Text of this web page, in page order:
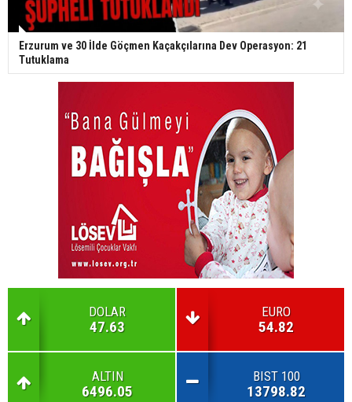
Erzurum ve 30 İlde Göçmen Kaçakçılarına Dev Operasyon: 21
Tutuklama
DOLAR
47.63
EURO
54.82
ALTIN
6496.05
BIST 100
13798.82